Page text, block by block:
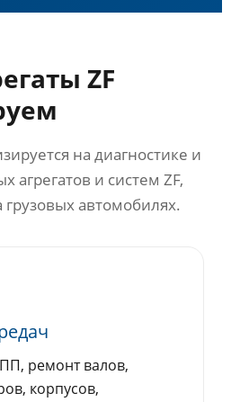
ZF
на диагностике и
агрегатов и систем ZF,
автомобилях.
ремонт валов,
корпусов,